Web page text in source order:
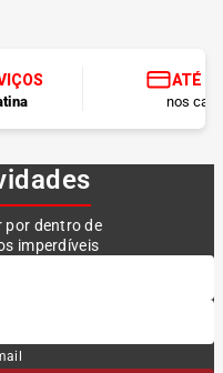
ATÉ
nos
por dentro de
imperdíveis